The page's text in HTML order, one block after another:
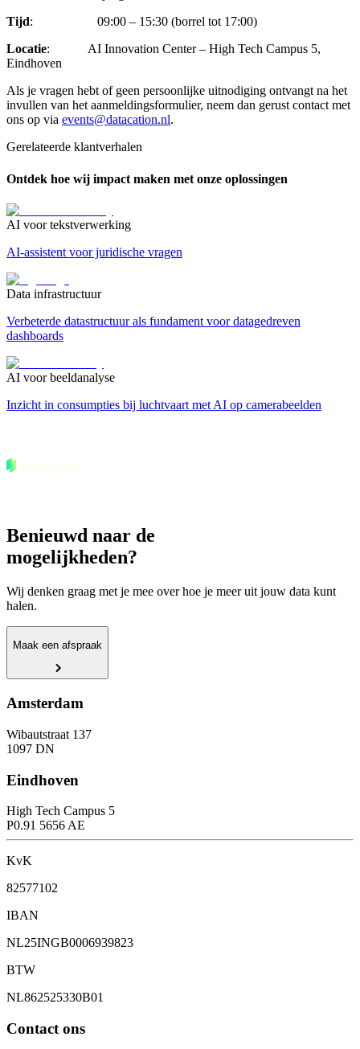
Tijd: 09:00 – 15:30 (borrel tot 17:00)
Locatie: AI Innovation Center – High Tech Campus 5,
Eindhoven
Als je vragen hebt of geen persoonlijke uitnodiging ontvangt na het
invullen van het aanmeldingsformulier, neem dan gerust contact met
ons op via events@datacation.nl.
Gerelateerde klantverhalen
Ontdek hoe wij impact maken met onze oplossingen
AI voor tekstverwerking
AI-assistent voor juridische vragen
Data infrastructuur
Verbeterde datastructuur als fundament voor datagedreven
dashboards
AI voor beeldanalyse
Inzicht in consumpties bij luchtvaart met AI op camerabeelden
Benieuwd naar de
mogelijkheden?
Wij denken graag met je mee over hoe je meer uit jouw data kunt
halen.
Maak een afspraak
Amsterdam
Wibautstraat 137
1097 DN
Eindhoven
High Tech Campus 5
P0.91 5656 AE
KvK
82577102
IBAN
NL25INGB0006939823
BTW
NL862525330B01
Contact ons